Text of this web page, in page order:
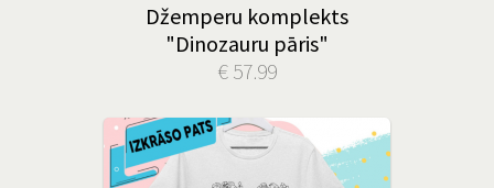
Džemperu komplekts
"Dinozauru pāris"
€ 57.99